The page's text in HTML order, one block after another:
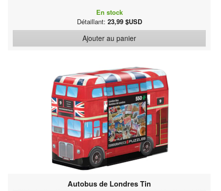
En stock
Détaillant: 23,99 $USD
Ajouter au panier
Autobus de Londres Tin